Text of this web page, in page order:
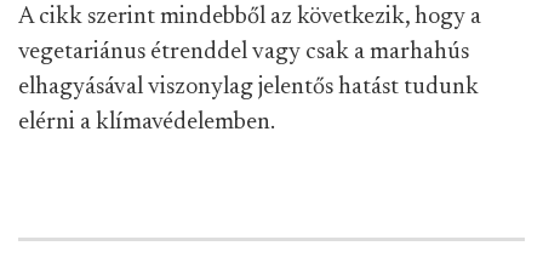
A cikk szerint mindebből az következik, hogy a
vegetariánus étrenddel vagy csak a marhahús
elhagyásával viszonylag jelentős hatást tudunk
elérni a klímavédelemben.